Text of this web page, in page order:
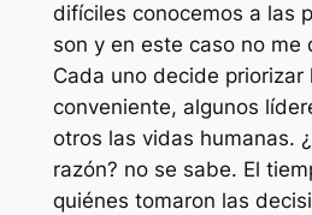
difíciles conocemos a las
son y en este caso no me
Cada uno decide priorizar
conveniente, algunos
otros las vidas humanas.
razón? no se sabe. El
quiénes tomaron las